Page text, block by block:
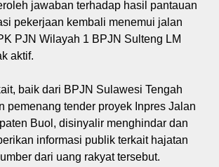
jawaban terhadap hasil pantauan
pekerjaan kembali menemui jalan
PJN Wilayah 1 BPJN Sulteng LM
aktif.
baik dari BPJN Sulawesi Tengah
pemenang tender proyek Inpres Jalan
Buol, disinyalir menghindar dan
informasi publik terkait hajatan
dari uang rakyat tersebut.